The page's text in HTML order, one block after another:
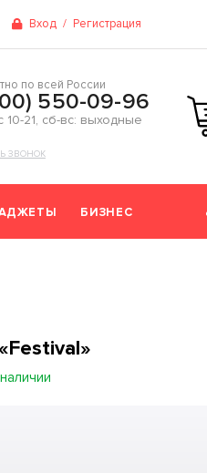
Вход / Регистрация
по всей России
550-09-96
10-21, сб-вс: выходные
ЗВОНОК
БИЗНЕС